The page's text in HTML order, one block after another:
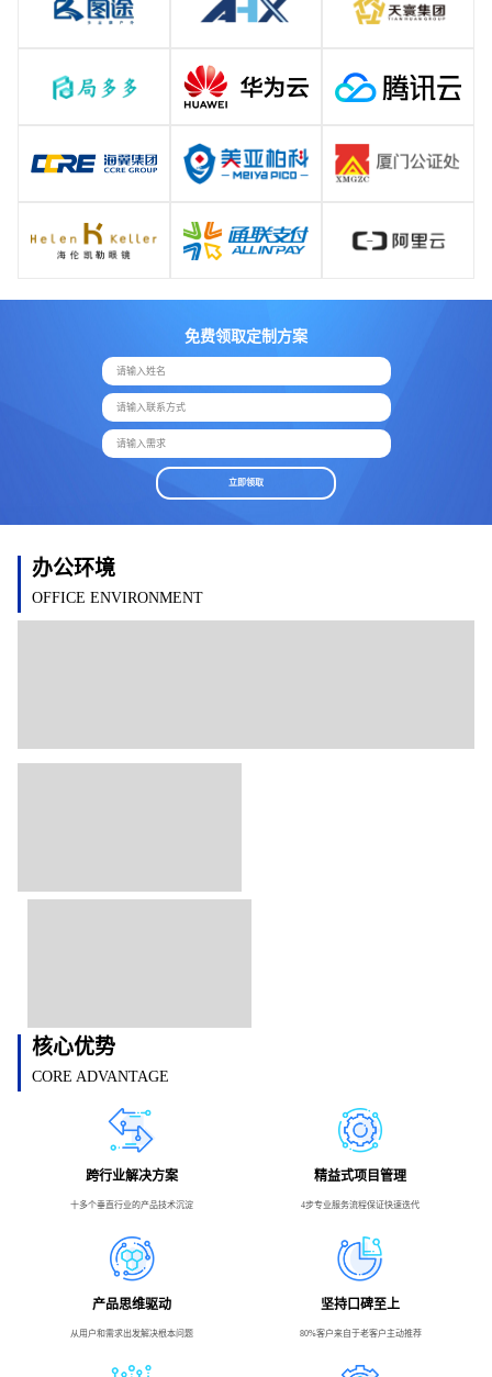
免费领取定制方案
请输入姓名
请输入联系方式
请输入需求
立即领取
办公环境
OFFICE ENVIRONMENT
核心优势
CORE ADVANTAGE
跨行业解决方案
十多个垂直行业的产品技术沉淀
精益式项目管理
4步专业服务流程保证快速迭代
产品思维驱动
从用户和需求出发解决根本问题
坚持口碑至上
80%客户来自于老客户主动推荐